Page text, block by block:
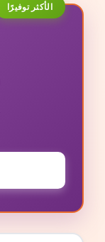
الأكثر توفيرًا